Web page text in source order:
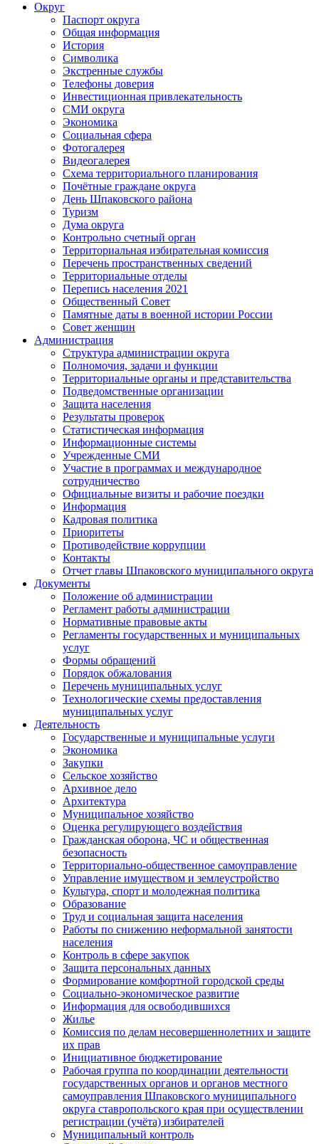
Округ
Паспорт округа
Общая информация
История
Символика
Экстренные службы
Телефоны доверия
Инвестиционная привлекательность
СМИ округа
Экономика
Социальная сфера
Фотогалерея
Видеогалерея
Схема территориального планирования
Почётные граждане округа
День Шпаковского района
Туризм
Дума округа
Контрольно счетный орган
Территориальная избирательная комиссия
Перечень пространственных сведений
Территориальные отделы
Перепись населения 2021
Общественный Совет
Памятные даты в военной истории России
Совет женщин
Администрация
Структура администрации округа
Полномочия, задачи и функции
Территориальные органы и представительства
Подведомственные организации
Защита населения
Результаты проверок
Статистическая информация
Информационные системы
Учрежденные СМИ
Участие в программах и международное
сотрудничество
Официальные визиты и рабочие поездки
Информация
Кадровая политика
Приоритеты
Противодействие коррупции
Контакты
Отчет главы Шпаковского муниципального округа
Документы
Положение об администрации
Регламент работы администрации
Нормативные правовые акты
Регламенты государственных и муниципальных
услуг
Формы обращений
Порядок обжалования
Перечень муниципальных услуг
Технологические схемы предоставления
муниципальных услуг
Деятельность
Государственные и муниципальные услуги
Экономика
Закупки
Сельское хозяйство
Архивное дело
Архитектура
Муниципальное хозяйство
Оценка регулирующего воздействия
Гражданская оборона, ЧС и общественная
безопасность
Территориально-общественное самоуправление
Управление имуществом и землеустройство
Культура, спорт и молодежная политика
Образование
Труд и социальная защита населения
Работы по снижению неформальной занятости
населения
Контроль в сфере закупок
Защита персональных данных
Формирование комфортной городской среды
Социально-экономическое развитие
Информация для освободившихся
Жилье
Комиссия по делам несовершеннолетних и защите
их прав
Инициативное бюджетирование
Рабочая группа по координации деятельности
государственных органов и органов местного
самоуправления Шпаковского муниципального
округа ставропольского края при осуществлении
регистрации (учёта) избирателей
Муниципальный контроль